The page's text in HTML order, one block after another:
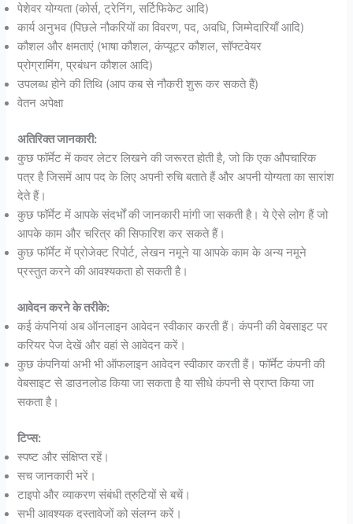
पेशेवर योग्यता (कोर्स, ट्रेनिंग, सर्टिफिकेट आदि)
कार्य अनुभव (पिछले नौकरियों का विवरण, पद, अवधि, जिम्मेदारियाँ आदि)
कौशल और क्षमताएं (भाषा कौशल, कंप्यूटर कौशल, सॉफ्टवेयर
प्रोग्रामिंग, प्रबंधन कौशल आदि)
उपलब्ध होने की तिथि (आप कब से नौकरी शुरू कर सकते हैं)
वेतन अपेक्षा
अतिरिक्त जानकारी:
कुछ फॉर्मेट में कवर लेटर लिखने की जरूरत होती है, जो कि एक औपचारिक
पत्र है जिसमें आप पद के लिए अपनी रुचि बताते हैं और अपनी योग्यता का सारांश
देते हैं।
कुछ फॉर्मेट में आपके संदर्भों की जानकारी मांगी जा सकती है। ये ऐसे लोग हैं जो
आपके काम और चरित्र की सिफारिश कर सकते हैं।
कुछ फॉर्मेट में प्रोजेक्ट रिपोर्ट, लेखन नमूने या आपके काम के अन्य नमूने
प्रस्तुत करने की आवश्यकता हो सकती है।
आवेदन करने के तरीके:
कई कंपनियां अब ऑनलाइन आवेदन स्वीकार करती हैं। कंपनी की वेबसाइट पर
करियर पेज देखें और वहां से आवेदन करें।
कुछ कंपनियां अभी भी ऑफलाइन आवेदन स्वीकार करती हैं। फॉर्मेट कंपनी की
वेबसाइट से डाउनलोड किया जा सकता है या सीधे कंपनी से प्राप्त किया जा
सकता है।
टिप्स:
स्पष्ट और संक्षिप्त रहें।
सच जानकारी भरें।
टाइपो और व्याकरण संबंधी त्रुटियों से बचें।
सभी आवश्यक दस्तावेजों को संलग्न करें।